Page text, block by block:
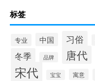
标签
专业 中国 习俗
冬季 品牌 唐代
宋代 宝宝 寓意